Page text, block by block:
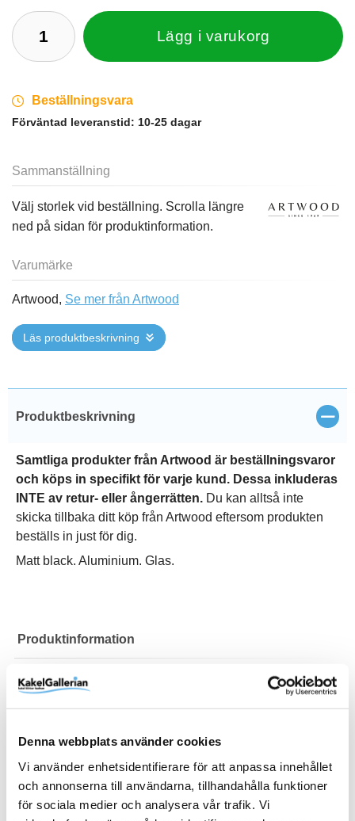
Denna webbplats använder cookies
Vi använder enhetsidentifierare för att anpassa innehållet
och annonserna till användarna, tillhandahålla funktioner
för sociala medier och analysera vår trafik. Vi
Lägg i varukorg
Beställningsvara
Förväntad leveranstid: 10-25 dagar
Sammanställning
Välj storlek vid beställning. Scrolla längre
ned på sidan för produktinformation.
Varumärke
Artwood, Se mer från Artwood
Läs produktbeskrivning
Produktbeskrivning Stäng
Samtliga produkter från Artwood är beställningsvaror
och köps in specifikt för varje kund. Dessa inkluderas
INTE av retur- eller ångerrätten. Du kan alltså inte
skicka tillbaka ditt köp från Artwood eftersom produkten
beställs in just för dig.
Matt black. Aluminium. Glas.
Produktinformation
Art.Nr
Diameter (mm) 110 mm
EAN
7340127131571
Höjd (mm)
130 mm
RSK 82-90919
Varumärke Artwood